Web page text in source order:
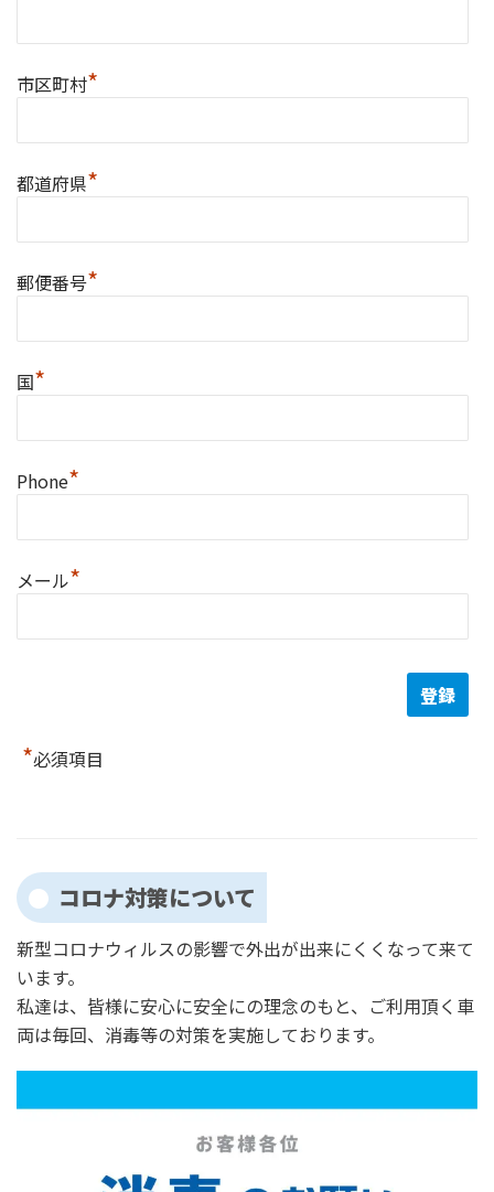
市区町村*
都道府県*
郵便番号*
国*
Phone*
メール*
*必須項目
コロナ対策について
新型コロナウィルスの影響で外出が出来にくくなって来て
います。
私達は、皆様に安心に安全にの理念のもと、ご利用頂く車
両は毎回、消毒等の対策を実施しております。